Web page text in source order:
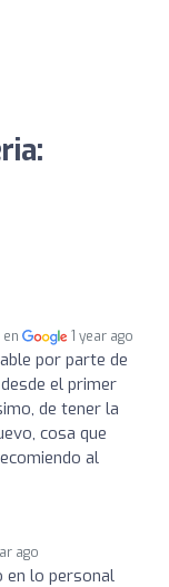
en 1 year ago
por parte de
el primer
de tener la
cosa que
al
ago
en lo personal